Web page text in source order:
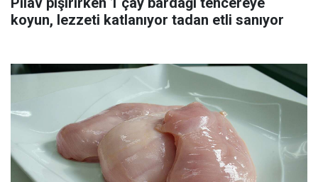
koyun, lezzeti katlanıyor tadan etli sanıyor